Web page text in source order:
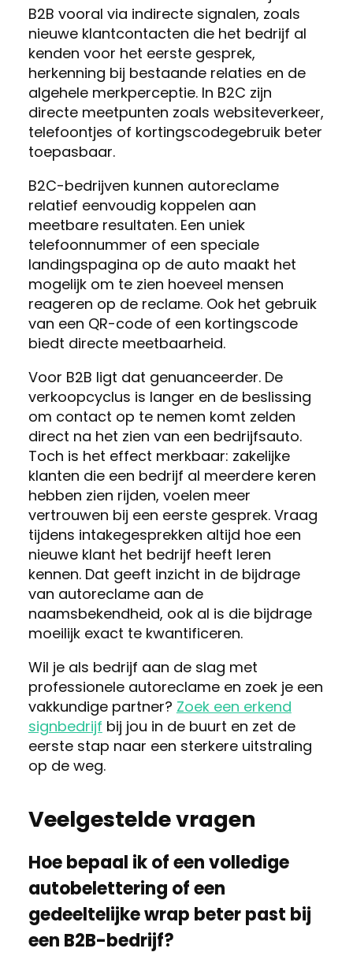
B2B vooral via indirecte signalen, zoals
nieuwe klantcontacten die het bedrijf al
kenden voor het eerste gesprek,
herkenning bij bestaande relaties en de
algehele merkperceptie. In B2C zijn
directe meetpunten zoals websiteverkeer,
telefoontjes of kortingscodegebruik beter
toepasbaar.
B2C-bedrijven kunnen autoreclame
relatief eenvoudig koppelen aan
meetbare resultaten. Een uniek
telefoonnummer of een speciale
landingspagina op de auto maakt het
mogelijk om te zien hoeveel mensen
reageren op de reclame. Ook het gebruik
van een QR-code of een kortingscode
biedt directe meetbaarheid.
Voor B2B ligt dat genuanceerder. De
verkoopcyclus is langer en de beslissing
om contact op te nemen komt zelden
direct na het zien van een bedrijfsauto.
Toch is het effect merkbaar: zakelijke
klanten die een bedrijf al meerdere keren
hebben zien rijden, voelen meer
vertrouwen bij een eerste gesprek. Vraag
tijdens intakegesprekken altijd hoe een
nieuwe klant het bedrijf heeft leren
kennen. Dat geeft inzicht in de bijdrage
van autoreclame aan de
naamsbekendheid, ook al is die bijdrage
moeilijk exact te kwantificeren.
Wil je als bedrijf aan de slag met
professionele autoreclame en zoek je een
vakkundige partner? Zoek een erkend
signbedrijf bij jou in de buurt en zet de
eerste stap naar een sterkere uitstraling
op de weg.
Veelgestelde vragen
Hoe bepaal ik of een volledige
autobelettering of een
gedeeltelijke wrap beter past bij
een B2B-bedrijf?